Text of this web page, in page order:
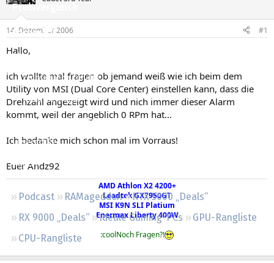
Preisvergleich
Forum
Aktuelles
Empfohlene Inhalte
Neue Beiträge
Neueste Aktivitäten
Leserartikel
Regeln
Podcast RAMageddon
RTX 5000 „Deals“
RX 9000 „Deals“
Ideale Gaming-PCs
GPU-Rangliste
CPU-Rangliste
e
e
r
e
l
t
14. Dezember 2006 #1
Hallo,
ich wollte mal fragen ob jemand weiß wie ich beim dem
Utility von MSI (Dual Core Center) einstellen kann, dass die
Drehzahl angezeigt wird und nich immer dieser Alarm
kommt, weil der angeblich 0 RPm hat...
Ich bedanke mich schon mal im Vorraus!
Euer Andz92
AMD Athlon X2 4200+
Leadtek GX7950GT
MSI K9N SLI Platium
Enermax Liberty 400W
:coolNoch Fragen?!